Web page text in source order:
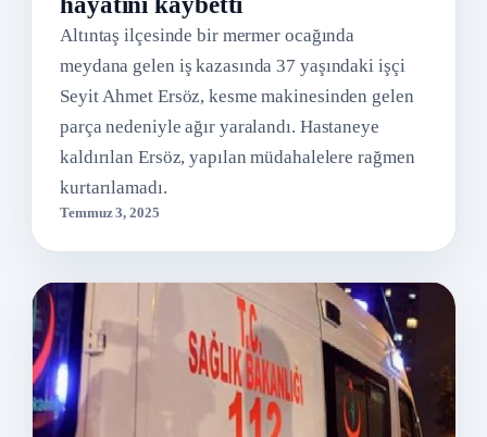
Altıntaş ilçesinde bir mermer ocağında
meydana gelen iş kazasında 37 yaşındaki işçi
Seyit Ahmet Ersöz, kesme makinesinden gelen
parça nedeniyle ağır yaralandı. Hastaneye
kaldırılan Ersöz, yapılan müdahalelere rağmen
kurtarılamadı.
Temmuz 3, 2025